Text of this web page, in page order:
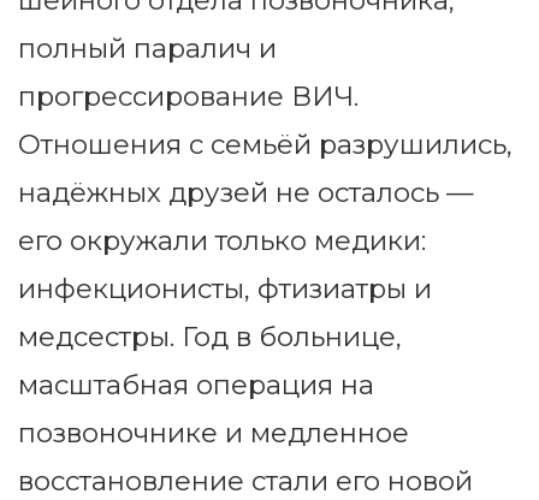
полный паралич и
прогрессирование ВИЧ.
Отношения с семьёй разрушились,
надёжных друзей не осталось —
его окружали только медики:
инфекционисты, фтизиатры и
медсестры. Год в больнице,
масштабная операция на
позвоночнике и медленное
восстановление стали его новой